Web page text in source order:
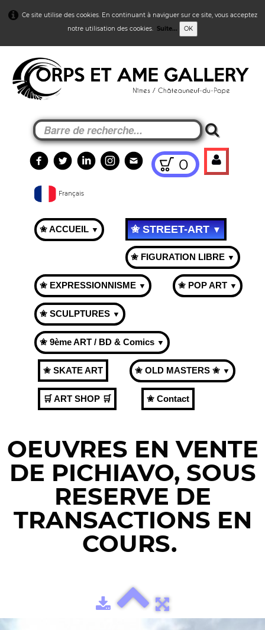
Ce site utilise des cookies. En continuant à naviguer sur ce site, vous acceptez
notre utilisation des cookies. Suite... OK
0
Français
✬ ACCUEIL ▼ ✬ STREET-ART▼
✬ FIGURATION LIBRE ▼
✬ EXPRESSIONNISME ▼ ✬ POP ART ▼
✬ SCULPTURES ▼
✬ 9ème ART / BD & Comics ▼
✬ SKATE ART ✬ OLD MASTERS ✬ ▼
🛒 ART SHOP 🛒 ✬ Contact
OEUVRES EN VENTE
DE PICHIAVO, SOUS
RESERVE DE
TRANSACTIONS EN
COURS.